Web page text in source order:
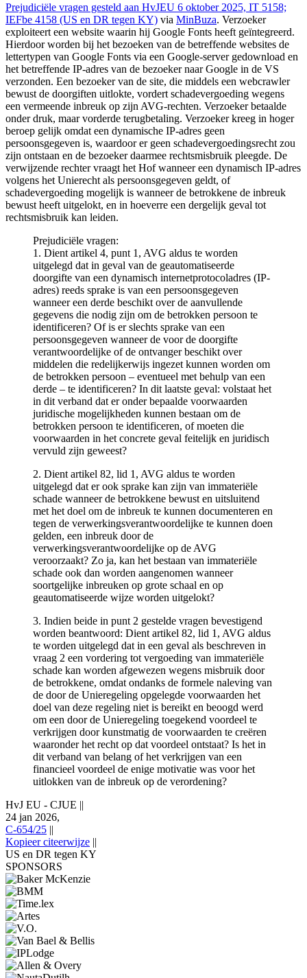
Prejudiciële vragen gesteld aan HvJEU 6 oktober 2025, IT 5158;
IEFbe 4158 (US en DR tegen KY) via MinBuza. Verzoeker
exploiteert een website waarin hij Google Fonts heeft geïntegreerd.
Hierdoor worden bij het bezoeken van de betreffende websites de
lettertypen van Google Fonts via een Google-server gedownload en
het betreffende IP-adres van de bezoeker naar Google in de VS
verzonden. Een bezoeker van de site, die middels een webcrawler
bewust de doorgiften uitlokte, vordert schadevergoeding wegens
een vermeende inbreuk op zijn AVG-rechten. Verzoeker betaalde
onder druk, maar vorderde terugbetaling. Verzoeker kreeg in hoger
beroep gelijk omdat een dynamische IP-adres geen
persoonsgegeven is, waardoor er geen schadevergoedingsrecht zou
zijn ontstaan en de bezoeker daarmee rechtsmisbruik pleegde. De
verwijzende rechter vraagt het Hof wanneer een dynamisch IP-adres
volgens het Unierecht als persoonsgegeven geldt, of
schadevergoeding mogelijk is wanneer de betrokkene de inbreuk
bewust heeft uitgelokt, en in hoeverre een dergelijk geval tot
rechtsmisbruik kan leiden.
Prejudiciële vragen:
1. Dient artikel 4, punt 1, AVG aldus te worden
uitgelegd dat in geval van de geautomatiseerde
doorgifte van een dynamisch internetprotocoladres (IP-
adres) reeds sprake is van een persoonsgegeven
wanneer een derde beschikt over de aanvullende
gegevens die nodig zijn om de betrokken persoon te
identificeren? Of is er slechts sprake van een
persoonsgegeven wanneer de voor de doorgifte
verantwoordelijke of de ontvanger beschikt over
middelen die redelijkerwijs ingezet kunnen worden om
de betrokken persoon – eventueel met behulp van een
derde – te identificeren? In dit laatste geval: volstaat het
in dit verband dat er onder bepaalde voorwaarden
juridische mogelijkheden kunnen bestaan om de
betrokken persoon te identificeren, of moeten die
voorwaarden in het concrete geval feitelijk en juridisch
vervuld zijn geweest?
2. Dient artikel 82, lid 1, AVG aldus te worden
uitgelegd dat er ook sprake kan zijn van immateriële
schade wanneer de betrokkene bewust en uitsluitend
met het doel om de inbreuk te kunnen documenteren en
tegen de verwerkingsverantwoordelijke te kunnen doen
gelden, een inbreuk door de
verwerkingsverantwoordelijke op de AVG
veroorzaakt? Zo ja, kan het bestaan van immateriële
schade ook dan worden aangenomen wanneer
soortgelijke inbreuken op grote schaal en op
geautomatiseerde wijze worden uitgelokt?
3. Indien beide in punt 2 gestelde vragen bevestigend
worden beantwoord: Dient artikel 82, lid 1, AVG aldus
te worden uitgelegd dat in een geval als beschreven in
vraag 2 een vordering tot vergoeding van immateriële
schade kan worden afgewezen wegens misbruik door
de betrokkene, omdat ondanks de formele naleving van
de door de Unieregeling opgelegde voorwaarden het
doel van deze regeling niet is bereikt en beoogd werd
om een door de Unieregeling toegekend voordeel te
verkrijgen door kunstmatig de voorwaarden te creëren
waaronder het recht op dat voordeel ontstaat? Is het in
dit verband van belang of het verkrijgen van een
financieel voordeel de enige motivatie was voor het
uitlokken van de inbreuk op de verordening?
HvJ EU - CJUE ||
24 jan 2026,
C-654/25 ||
Kopieer citeerwijze ||
US en DR tegen KY
SPONSORS